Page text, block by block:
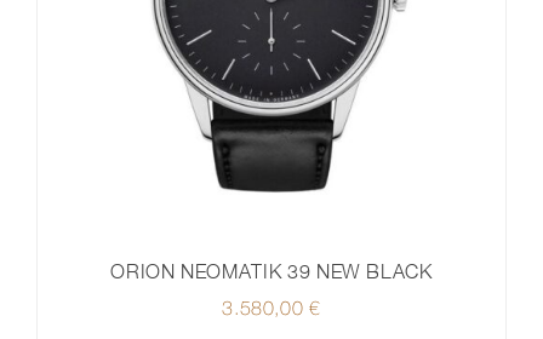
ORION NEOMATIK 39 NEW BLACK
3.580,00€